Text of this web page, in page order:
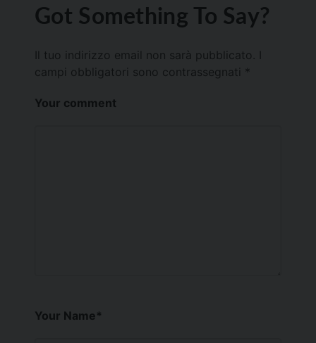
Got Something To Say?
Il tuo indirizzo email non sarà pubblicato.
campi obbligatori sono contrassegnati *
Your comment
Your Name*